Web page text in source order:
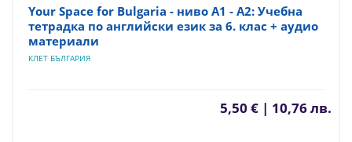
Your Space for Bulgaria - ниво A1 - A2: Учебна
тетрадка по английски език за 6. клас + аудио
материали
КЛЕТ БЪЛГАРИЯ
5,50 € | 10,76 лв.